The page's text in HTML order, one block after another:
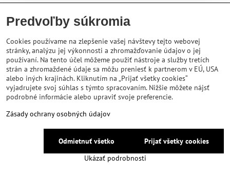
Predvoľby súkromia
Cookies používame na zlepšenie vašej návštevy tejto webovej
stránky, analýzu jej výkonnosti a zhromažďovanie údajov o jej
používaní. Na tento účel môžeme použiť nástroje a služby tretích
strán a zhromaždené údaje sa môžu preniesť k partnerom v EÚ, USA
alebo iných krajinách. Kliknutím na „Prijať všetky cookies“
vyjadrujete svoj súhlas s týmto spracovaním. Nižšie môžete nájsť
podrobné informácie alebo upraviť svoje preferencie.
Zásady ochrany osobných údajov
Ukázať podrobnosti
Prijať všetky cookies
Odmietnuť všetko